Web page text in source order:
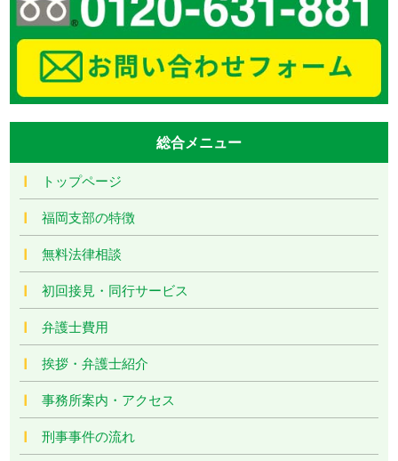
総合メニュー
トップページ
福岡支部の特徴
無料法律相談
初回接見・同行サービス
弁護士費用
挨拶・弁護士紹介
事務所案内・アクセス
刑事事件の流れ